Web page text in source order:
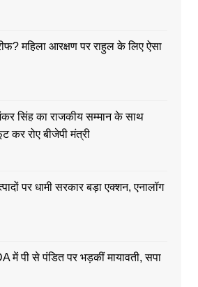
महिला आरक्षण पर राहुल के लिए ऐसा
सिंह का राजकीय सम्मान के साथ
रोए बीजेपी मंत्री
पर धामी सरकार बड़ा एक्शन, एनालॉग
में पी से पंडित पर भड़कीं मायावती, सपा